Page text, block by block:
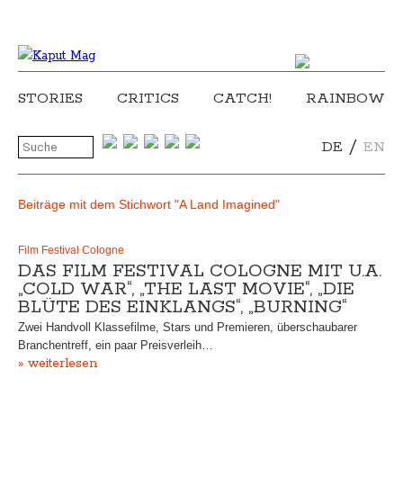
STORIES CRITICS CATCH! RAINBOW
DE / EN
Beiträge mit dem Stichwort "A Land Imagined"
Film Festival Cologne
DAS FILM FESTIVAL COLOGNE MIT U.A.
„COLD WAR“, „THE LAST MOVIE“, „DIE
BLÜTE DES EINKLANGS“, „BURNING“
Zwei Handvoll Klassefilme, Stars und Premieren, überschaubarer
Branchentreff, ein paar Preisverleih…
» weiterlesen